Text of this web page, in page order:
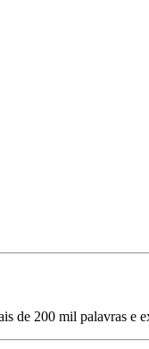
de 200 mil palavras e